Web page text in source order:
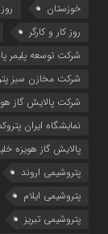
خوزستان
روز کار و کارگر
شرکت توسعه پلیمر
شرکت مخازن سبز
شرکت پالایش گاز
نمایشگاه ایران
پالایش گاز هویزه
پتروشیمی اروند
پتروشیمی ایلام
پتروشیمی تبریز